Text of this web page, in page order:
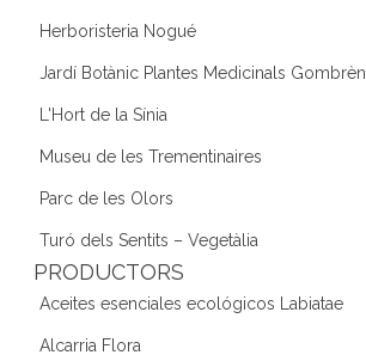
Herboristeria Nogué
Jardí Botànic Plantes Medicinals Gombrèn
L'Hort de la Sínia
Museu de les Trementinaires
Parc de les Olors
Turó dels Sentits – Vegetàlia
PRODUCTORS
Aceites esenciales ecológicos Labiatae
Alcarria Flora